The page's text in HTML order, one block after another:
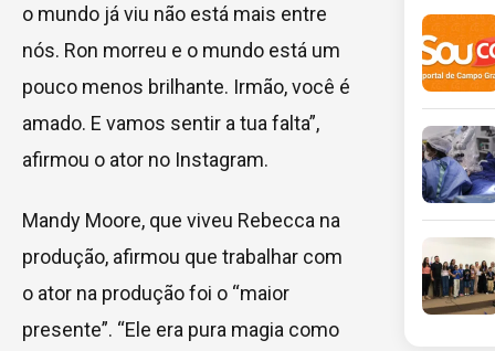
o mundo já viu não está mais entre
nós. Ron morreu e o mundo está um
pouco menos brilhante. Irmão, você é
amado. E vamos sentir a tua falta”,
afirmou o ator no Instagram.
Mandy Moore, que viveu Rebecca na
produção, afirmou que trabalhar com
o ator na produção foi o “maior
presente”. “Ele era pura magia como